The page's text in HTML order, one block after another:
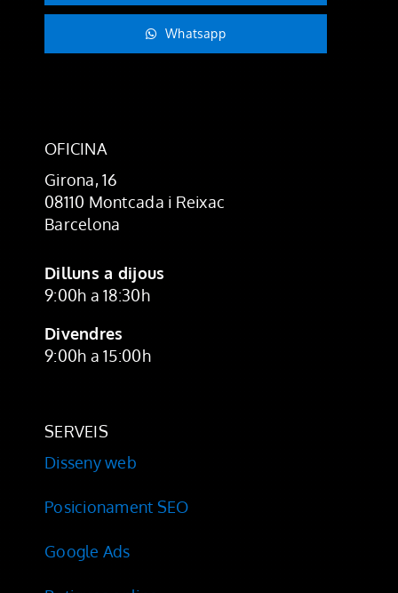
Whatsapp
OFICINA
Girona, 16
08110 Montcada i Reixac
Barcelona
Dilluns a dijous
9:00h a 18:30h
Divendres
9:00h a 15:00h
SERVEIS
Disseny web
Posicionament SEO
Google Ads